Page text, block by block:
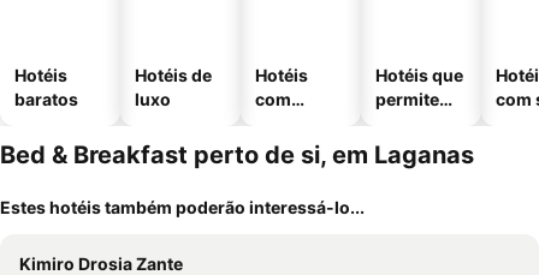
Hotéis
baratos
Hotéis de
luxo
Hotéis
com
Hotéis que
permitem
com
Bed & Breakfast perto de si, em Laganas
Estes hotéis também poderão interessá-lo...
Kimiro Drosia Zante